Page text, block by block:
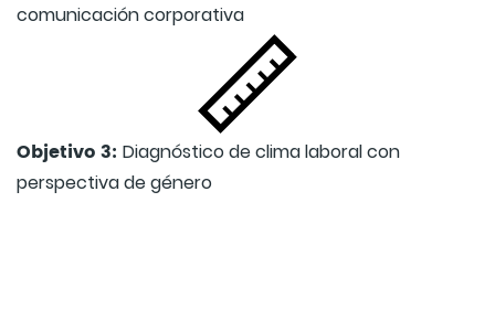
comunicación corporativa
Objetivo 3: Diagnóstico de clima laboral con
perspectiva de género